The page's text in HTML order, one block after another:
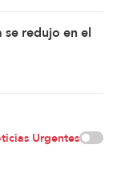
redujo en el
Urgentes